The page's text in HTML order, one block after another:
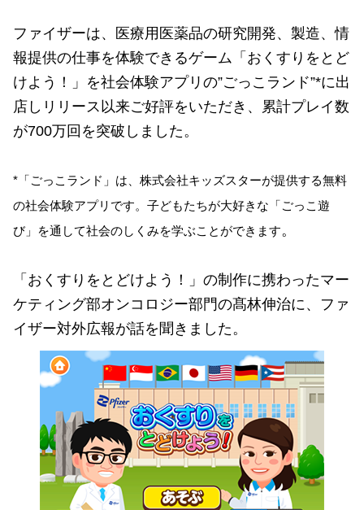
ファイザーは、医療用医薬品の研究開発、製造、情
報提供の仕事を体験できるゲーム「おくすりをとど
けよう！」を社会体験アプリの”ごっこランド”*に出
店しリリース以来ご好評をいただき、累計プレイ数
が700万回を突破しました。
*「ごっこランド」は、株式会社キッズスターが提供する無料
の社会体験アプリです。子どもたちが大好きな「ごっこ遊
び」を通して社会のしくみを学ぶことができます。
「おくすりをとどけよう！」の制作に携わったマー
ケティング部オンコロジー部門の髙林伸治に、ファ
イザー対外広報が話を聞きました。